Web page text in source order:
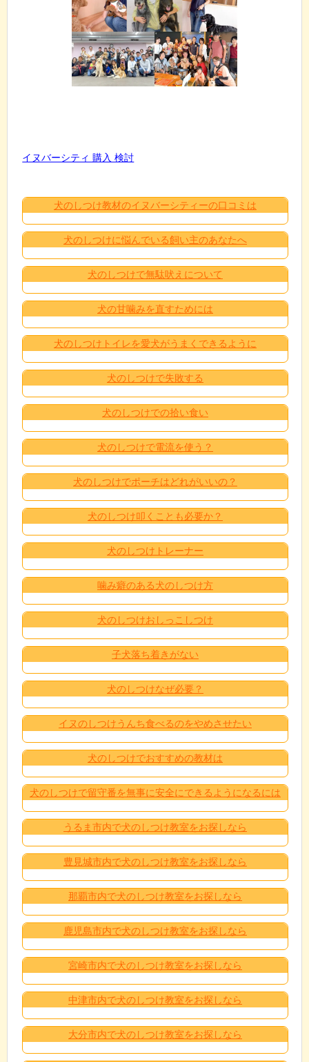
イヌバーシティ 購入 検討
犬のしつけ教材のイヌバーシティーの口コミは
犬のしつけに悩んでいる飼い主のあなたへ
犬のしつけで無駄吠えについて
犬の甘噛みを直すためには
犬のしつけトイレを愛犬がうまくできるように
犬のしつけで失敗する
犬のしつけでの拾い食い
犬のしつけで電流を使う？
犬のしつけでポーチはどれがいいの？
犬のしつけ叩くことも必要か？
犬のしつけトレーナー
噛み癖のある犬のしつけ方
犬のしつけおしっこしつけ
子犬落ち着きがない
犬のしつけなぜ必要？
イヌのしつけうんち食べるのをやめさせたい
犬のしつけでおすすめの教材は
犬のしつけで留守番を無事に安全にできるようになるには
うるま市内で犬のしつけ教室をお探しなら
豊見城市内で犬のしつけ教室をお探しなら
那覇市内で犬のしつけ教室をお探しなら
鹿児島市内で犬のしつけ教室をお探しなら
宮崎市内で犬のしつけ教室をお探しなら
中津市内で犬のしつけ教室をお探しなら
大分市内で犬のしつけ教室をお探しなら